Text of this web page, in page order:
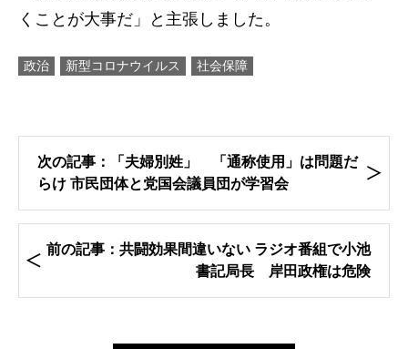
くことが大事だ」と主張しました。
政治 新型コロナウイルス 社会保障
次の記事：「夫婦別姓」 「通称使用」は問題だ
らけ 市民団体と党国会議員団が学習会
前の記事：共闘効果間違いない ラジオ番組で小池
書記局長 岸田政権は危険